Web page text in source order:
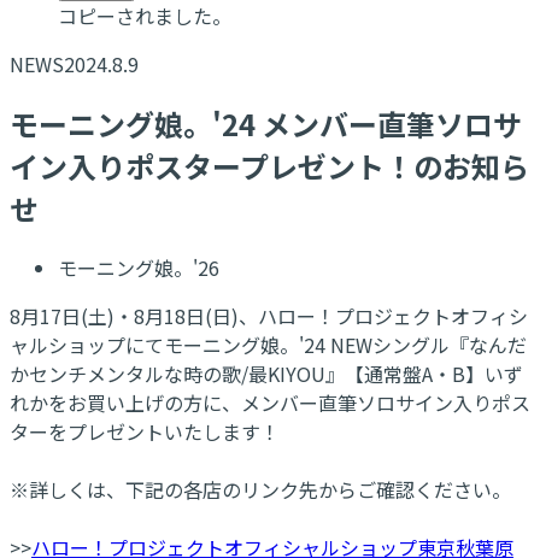
コピーされました。
NEWS2024.8.9
モーニング娘。'24 メンバー直筆ソロサ
イン入りポスタープレゼント！のお知ら
せ
モーニング娘。'26
8月17日(土)・8月18日(日)、ハロー！プロジェクトオフィシ
ャルショップにてモーニング娘。'24 NEWシングル『なんだ
かセンチメンタルな時の歌/最KIYOU』【通常盤A・B】いず
れかをお買い上げの方に、メンバー直筆ソロサイン入りポス
ターをプレゼントいたします！
※詳しくは、下記の各店のリンク先からご確認ください。
>>ハロー！プロジェクトオフィシャルショップ東京秋葉原